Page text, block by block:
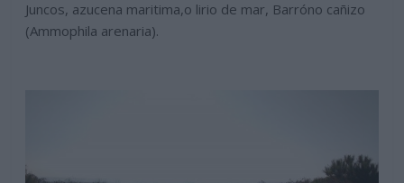
Juncos, azucena maritima,o lirio de mar, Barróno cañizo
(Ammophila arenaria).